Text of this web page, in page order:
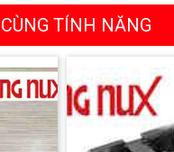
TÍNH NĂNG